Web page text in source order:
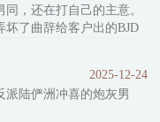
，还在打自己的主意。
了曲辞给客户出的BJD
抗上了。
gay追他！
2025-12-24
派陆俨洲冲喜的炮灰男